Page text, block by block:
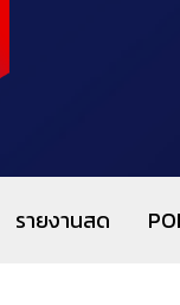
รายงานสด